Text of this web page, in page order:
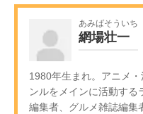
あみばそういち
網場壮一
1980年生まれ。アニメ
ンルをメインに活動す
編集者、グルメ雑誌編集